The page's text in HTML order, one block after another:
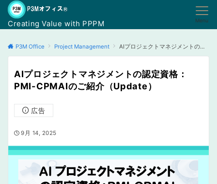
Creating Value with PPPM Menu
P3M Office Project Management AIプロジェクトマネジメントの認定資格：PMI-CPMAIのご紹介（Update）
AIプロジェクトマネジメントの認定資格：
PMI-CPMAIのご紹介（Update）
広告
9月 14, 2025